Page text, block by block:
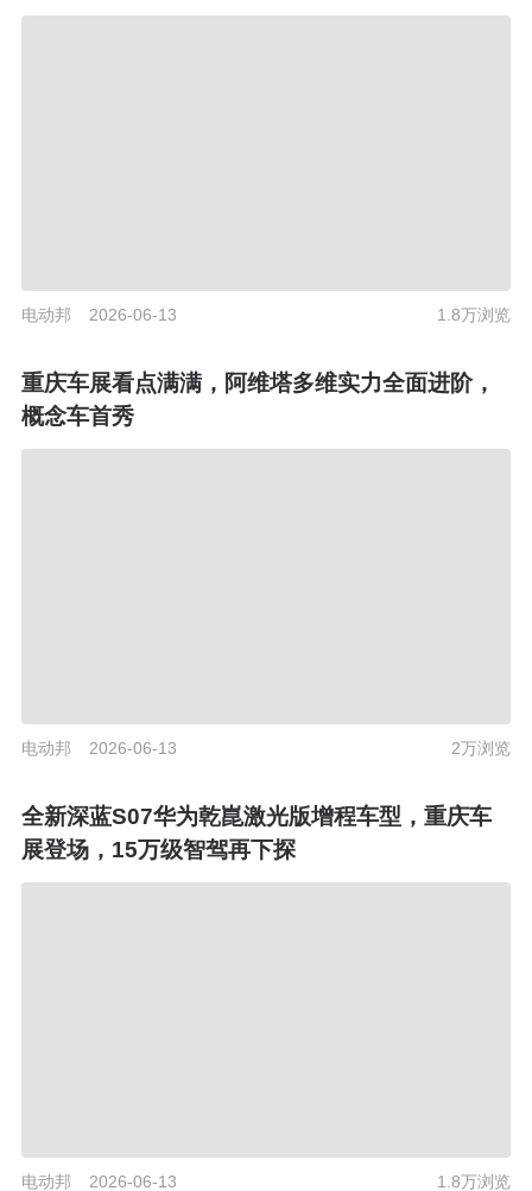
电动邦 2026-06-13 1.8万浏览
重庆车展看点满满，阿维塔多维实力全面进阶，
概念车首秀
电动邦 2026-06-13 2万浏览
全新深蓝S07华为乾崑激光版增程车型，重庆车
展登场，15万级智驾再下探
电动邦 2026-06-13 1.8万浏览